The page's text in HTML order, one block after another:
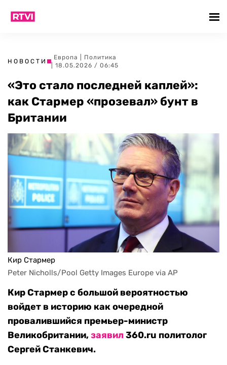
НОВОСТИ
Европа
Политика
| 18.05.2026 / 06:45
«Это стало последней каплей»:
как Стармер «прозевал» бунт в
Британии
Кир Стармер
Peter Nicholls/Pool Getty Images Europe via AP
Кир Стармер с большой вероятностью
войдет в историю как очередной
провалившийся премьер-министр
Великобритании,заявил360.ru политолог
Сергей Станкевич.